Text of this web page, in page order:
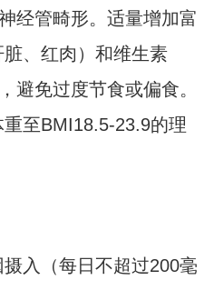
经管畸形。适量增加富
、红肉）和维生素
避免过度节食或偏食。
至BMI18.5-23.9的理
入（每日不超过200毫